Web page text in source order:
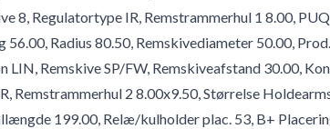
8, Regulatortype IR, Remstrammerhul 1 8.00,
Radius 80.50, Remskivediameter 50.00,
LIN, Remskive SP/FW, Remskiveafstand 30.00,
Remstrammerhul 2 8.00x9.50, Størrelse
199.00, Relæ/kulholder plac. 53, B+